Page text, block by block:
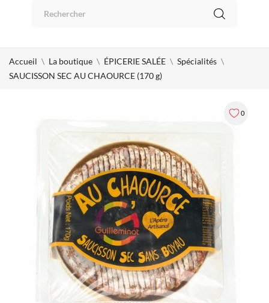
Accueil La boutique ÉPICERIE SALÉE
Spécialités
SAUCISSON SEC AU CHAOURCE (170 g)
0